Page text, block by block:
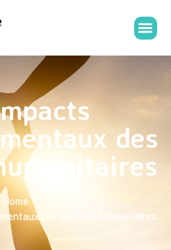
des
Home
des missions humanitaires